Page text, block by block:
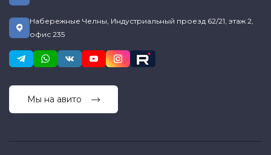
Набережные Челны, Индустриальный проезд 62/21, этаж 2,
офис 235
Мы на авито